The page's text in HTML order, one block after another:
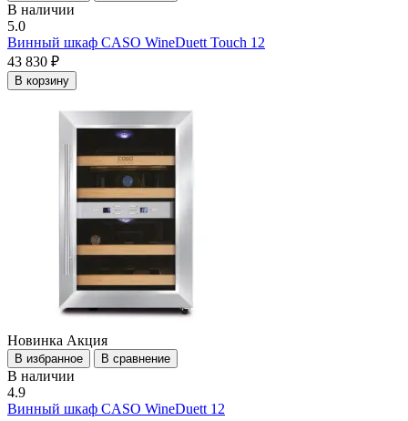
В наличии
5.0
Винный шкаф CASO WineDuett Touch 12
43 830 ₽
В корзину
Новинка Акция
В избранное В сравнение
В наличии
4.9
Винный шкаф CASO WineDuett 12